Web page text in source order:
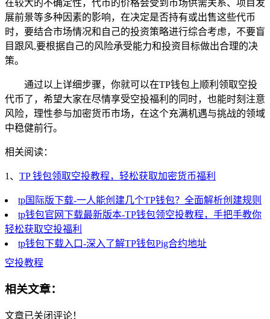
在较大的不确定性，代币的价格会受到市场供需关系、项目发
展前景等多种因素的影响，在决定是否持有或出售这些代币
时，要结合市场情况和自己的投资策略进行综合考虑，不要盲
目跟风,要根据自己的风险承受能力和投资目标做出合理的决
策。
通过以上详细步骤，你就可以在TP钱包上顺利领取空投
代币了，希望大家在尽情享受空投福利的同时，也能时刻注意
风险，理性参与加密货币市场，在这个充满机遇与挑战的领域
中稳健前行。
相关阅读：
1、 TP 钱包领取空投教程，轻松获取加密货币福利
tp国际版下载-一人能创建几个TP钱包？全面解析创建规则
tp钱包官网下载最新版本-TP钱包领空投教程，手把手教你
轻松获取空投福利
tp钱包下载入口-深入了解TP钱包Pig合约地址
空投教程
相关文章：
文章已关闭评论！